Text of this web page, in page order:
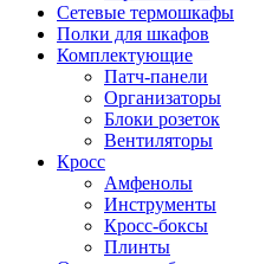
Сетевые термошкафы
Полки для шкафов
Комплектующие
Патч-панели
Организаторы
Блоки розеток
Вентиляторы
Кросс
Амфенолы
Инструменты
Кросс-боксы
Плинты